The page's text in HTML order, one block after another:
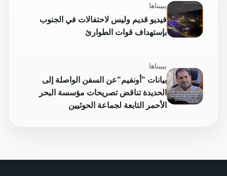
يبيبناها
فيديو قديم وليس لاحتفالات في الجنوب
بإستهداف قوات الطوارئ
يبيبناها
بيانات "أونفيم"عن السفن الواصلة إلى
الحديدة تناقض تصريحات مؤسسة البحر
الأحمر التابعة لجماعة الحوثيين